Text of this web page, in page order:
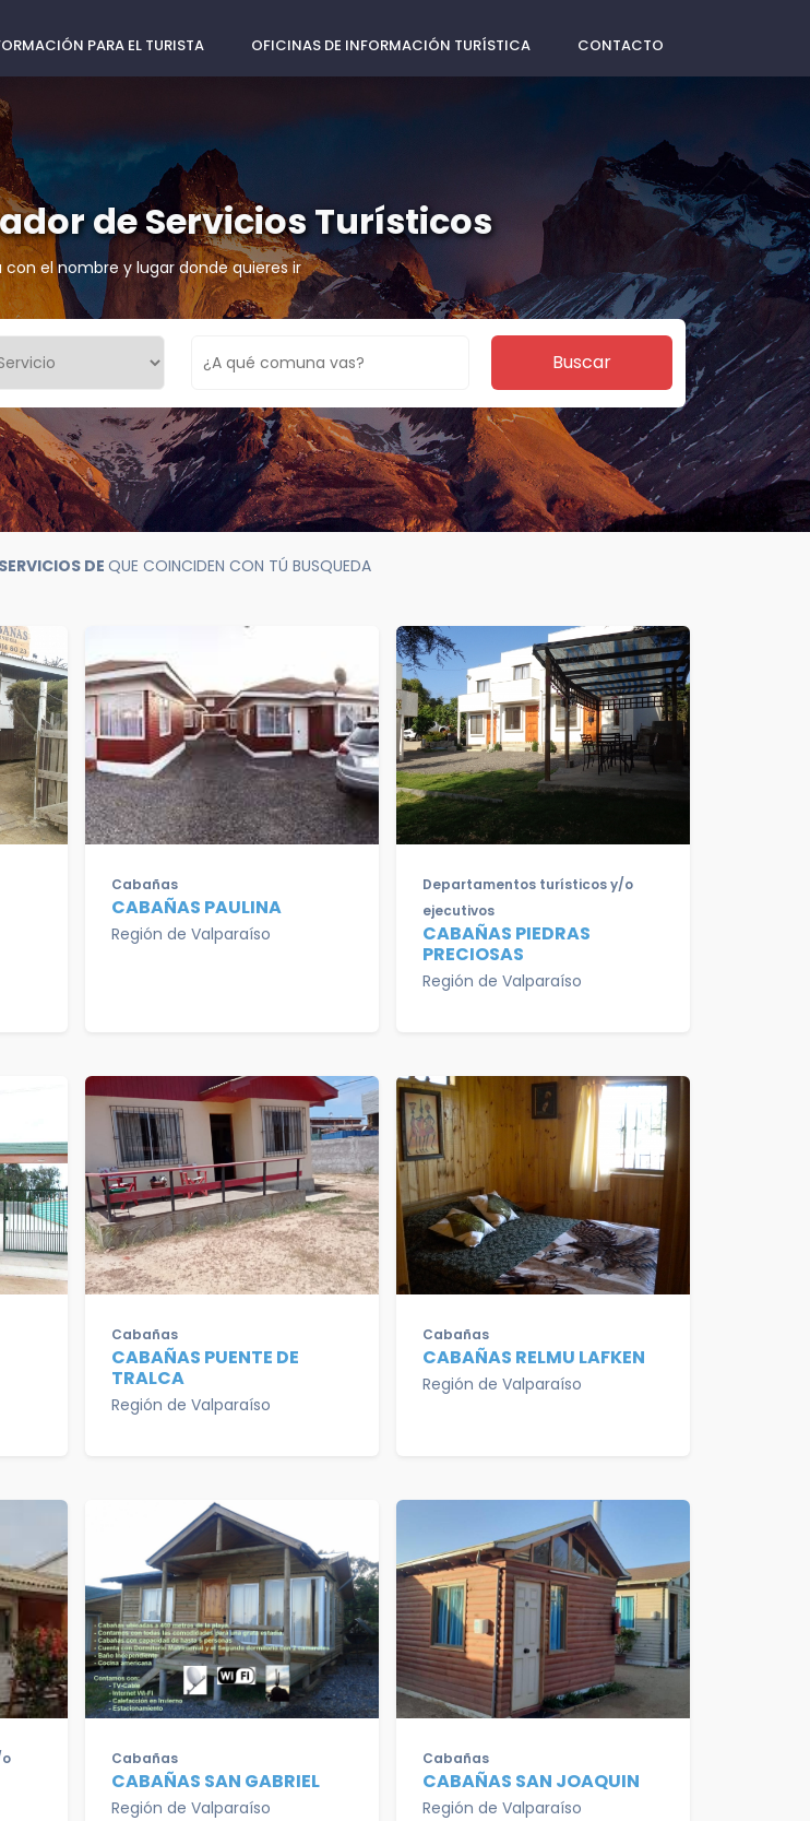
PARA EL TURISTA OFICINAS DE INFORMACIÓN TURÍSTICA CONTACTO
de Servicios Turísticos
con el nombre y lugar donde quieres ir
Buscar
DE QUE COINCIDEN CON TÚ BUSQUEDA
Cabañas
CABAÑAS PAULINA
Región de Valparaíso
Departamentos turísticos y/o
ejecutivos
CABAÑAS PIEDRAS
PRECIOSAS
Región de Valparaíso
Cabañas
CABAÑAS PUENTE DE
TRALCA
Región de Valparaíso
Cabañas
CABAÑAS RELMU LAFKEN
Región de Valparaíso
Cabañas
CABAÑAS SAN GABRIEL
Región de Valparaíso
Cabañas
CABAÑAS SAN JOAQUIN
Región de Valparaíso